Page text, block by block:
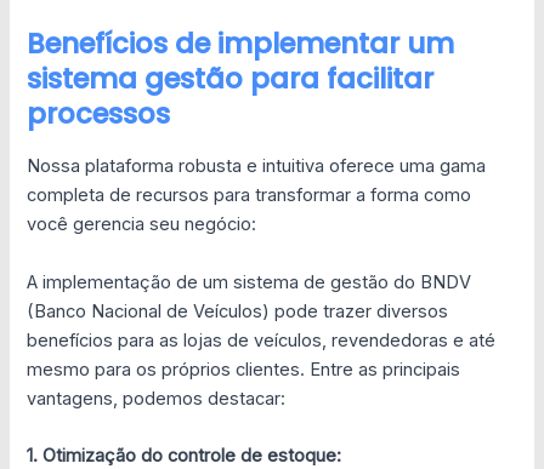
Benefícios de implementar um
sistema gestão para facilitar
processos
Nossa plataforma robusta e intuitiva oferece uma gama
completa de recursos para transformar a forma como
você gerencia seu negócio:
A implementação de um sistema de gestão do BNDV
(Banco Nacional de Veículos) pode trazer diversos
benefícios para as lojas de veículos, revendedoras e até
mesmo para os próprios clientes. Entre as principais
vantagens, podemos destacar:
1. Otimização do controle de estoque: